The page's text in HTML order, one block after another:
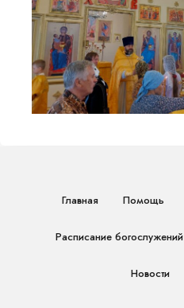
Главная Помощь
Расписание богослужений
Новости